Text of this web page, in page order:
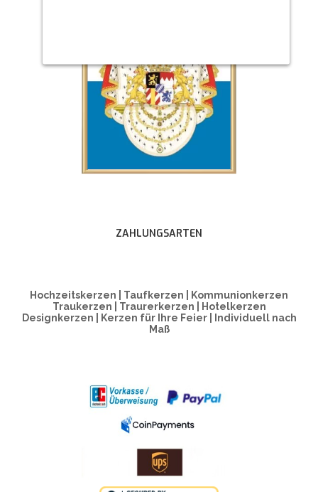
ZAHLUNGSARTEN
Hochzeitskerzen | Taufkerzen | Kommunionkerzen
Traukerzen | Traurerkerzen | Hotelkerzen
Designkerzen | Kerzen für Ihre Feier | Individuell nach
Maß